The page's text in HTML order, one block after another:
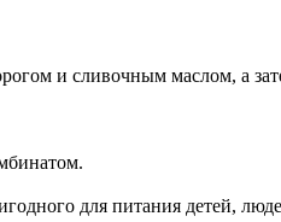
и сливочным маслом, а
для питания детей,